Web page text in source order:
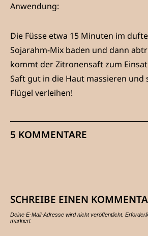
Anwendung:
Die Füsse etwa 15 Minuten im
Sojarahm-Mix baden und dann
kommt der Zitronensaft zum
Saft gut in die Haut massieren und
Flügel verleihen!
5 KOMMENTARE
SCHREIBE EINEN
Deine E-Mail-Adresse wird nicht veröffentlicht.
markiert